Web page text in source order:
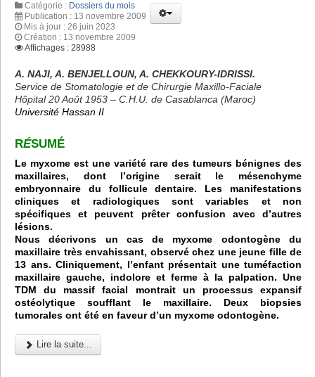
Catégorie : Dossiers du mois
Publication : 13 novembre 2009
Mis à jour : 26 juin 2023
Création : 13 novembre 2009
Affichages : 28988
A. NAJI, A. BENJELLOUN, A. CHEKKOURY-IDRISSI.
Service de Stomatologie et de Chirurgie Maxillo-Faciale
Hôpital 20 Août 1953 – C.H.U. de Casablanca (Maroc)
Université Hassan II
RÉSUMÉ
Le myxome est une variété rare des tumeurs bénignes des
maxillaires, dont l’origine serait le mésenchyme
embryonnaire du follicule dentaire. Les manifestations
cliniques et radiologiques sont variables et non
spécifiques et peuvent prêter confusion avec d’autres
lésions.
Nous décrivons un cas de myxome odontogène du
maxillaire très envahissant, observé chez une jeune fille de
13 ans. Cliniquement, l’enfant présentait une tuméfaction
maxillaire gauche, indolore et ferme à la palpation. Une
TDM du massif facial montrait un processus expansif
ostéolytique soufflant le maxillaire. Deux biopsies
tumorales ont été en faveur d’un myxome odontogène.
Lire la suite...